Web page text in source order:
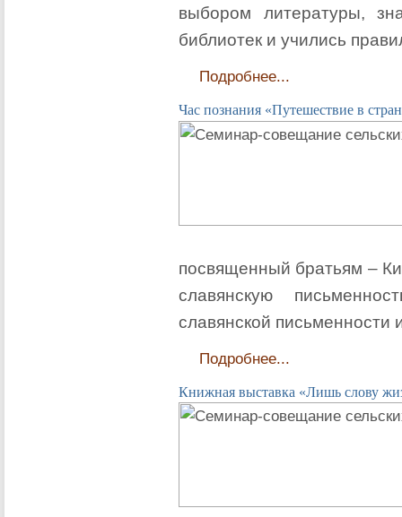
выбором литературы,
библиотек и учились
Подробнее...
Час познания «Путешествие в
посвященный братьям –
славянскую
славянской письменности
Подробнее...
Книжная выставка «Лишь слову